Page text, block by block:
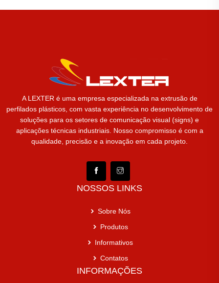
A LEXTER é uma empresa especializada na extrusão de
perfilados plásticos, com vasta experiência no desenvolvimento de
soluções para os setores de comunicação visual (signs) e
aplicações técnicas industriais. Nosso compromisso é com a
qualidade, precisão e a inovação em cada projeto.
NOSSOS LINKS
Sobre Nós
Produtos
Informativos
Contatos
INFORMAÇÕES